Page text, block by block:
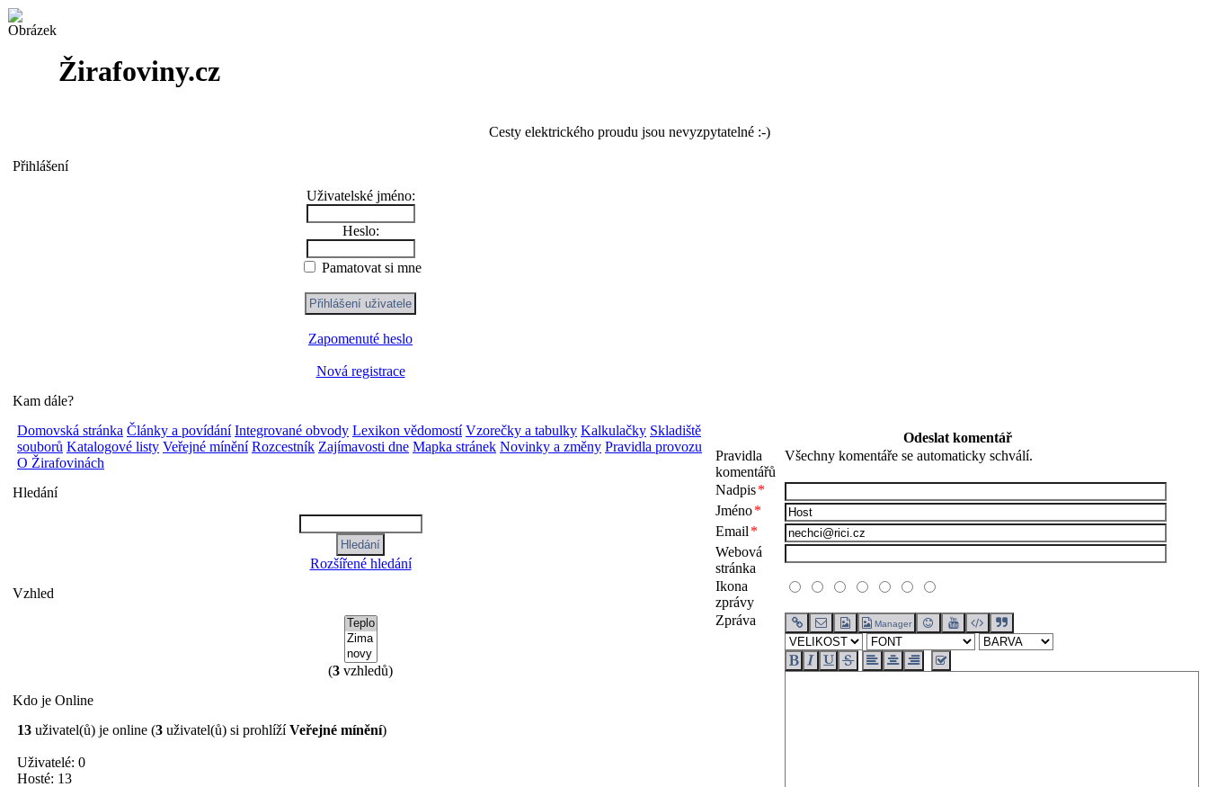
Žirafoviny.cz
Cesty elektrického proudu jsou nevyzpytatelné :-)
Přihlášení
Uživatelské jméno:
Heslo:
Pamatovat si mne
Zapomenuté heslo
Nová registrace
Kam dále?
Domovská stránka Články a povídání Integrované obvody Lexikon vědomostí Vzorečky a tabulky Kalkulačky Skladiště
souborů Katalogové listy Veřejné mínění Rozcestník Zajímavosti dne Mapka stránek Novinky a změny Pravidla provozu
O Žirafovinách
Hledání
Rozšířené hledání
Vzhled
(3 vzhledů)
Kdo je Online
13 uživatel(ů) je online (3 uživatel(ů) si prohlížíVeřejné mínění)
Uživatelé: 0
Hosté: 13
Odeslat komentář
Pravidla
komentářů
Všechny komentáře se automaticky schválí.
Nadpis*
Jméno*
Email *
Webová
stránka
Ikona
zprávy
Zpráva
Manager